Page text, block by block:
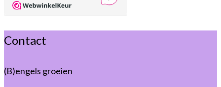
Contact
(B)engels groeien